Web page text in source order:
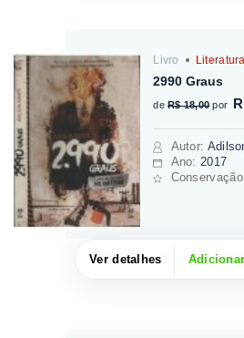
Livro
2990 Graus
de R$ 18,00 por
Autor:
Ano: 2017
Ver detalhes